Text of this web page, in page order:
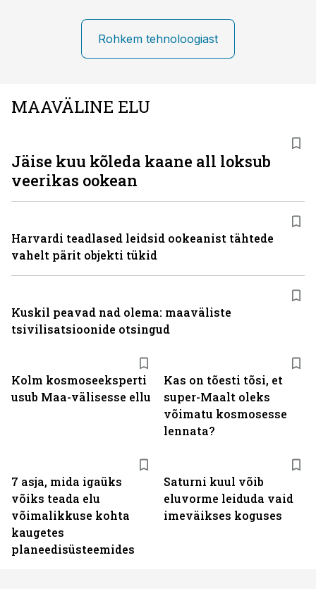
Rohkem tehnoloogiast
MAAVÄLINE ELU
Kolm kosmoseeksperti
usub Maa-välisesse ellu
Kas on tõesti tõsi, et
super-Maalt oleks
võimatu kosmosesse
lennata?
7 asja, mida igaüks
võiks teada elu
võimalikkuse kohta
kaugetes
planeedisüsteemides
Saturni kuul võib
eluvorme leiduda vaid
imeväikses koguses
Jäise kuu kõleda kaane all loksub
veerikas ookean
Harvardi teadlased leidsid ookeanist tähtede
vahelt pärit objekti tükid
Kuskil peavad nad olema: maaväliste
tsivilisatsioonide otsingud